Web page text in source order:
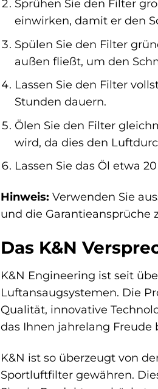
Sprühen Sie den Filter
einwirken, damit er den
Spülen Sie den Filter
außen fließt, um den
Lassen Sie den Filter
Stunden dauern.
Ölen Sie den Filter
wird, da dies den
Lassen Sie das Öl etwa
Hinweis: Verwenden Sie
und die Garantieansprüche
Das K&N
K&N Engineering ist seit
Luftansaugsystemen. Die
Qualität, innovative
das Ihnen jahrelang Freude
K&N ist so überzeugt von
Sportluftfilter gewähren.